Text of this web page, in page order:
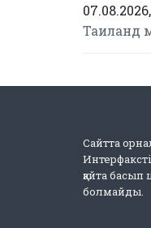
Таиланд
Сайтта
қайта
болмайды.